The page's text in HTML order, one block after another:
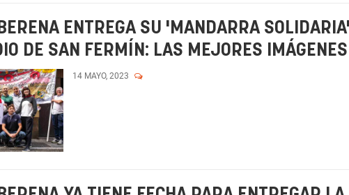
ENTREGA SU 'MANDARRA
DE SAN FERMÍN: LAS MEJORES IMÁGENES
14 MAYO, 2023